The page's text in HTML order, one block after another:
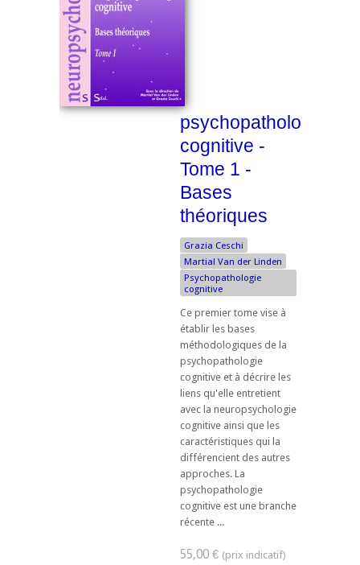
psychopathologie
cognitive -
Tome 1 -
Bases
théoriques
Grazia Ceschi
Martial Van der Linden
Psychopathologie
cognitive
Ce premier tome vise à
établir les bases
méthodologiques de la
psychopathologie
cognitive et à décrire les
liens qu'elle entretient
avec la neuropsychologie
cognitive ainsi que les
caractéristiques qui la
différencient des autres
approches. La
psychopathologie
cognitive est une branche
récente ...
55,00 €